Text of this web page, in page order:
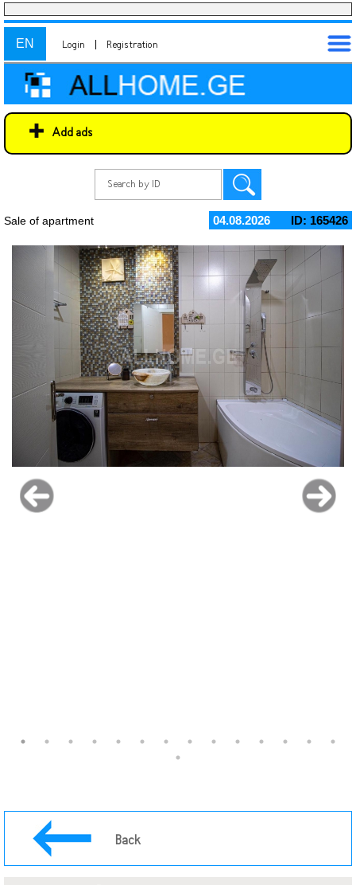
EN Login Registration
Add ads
Sale of apartment 04.08.2026 ID: 165426
Back